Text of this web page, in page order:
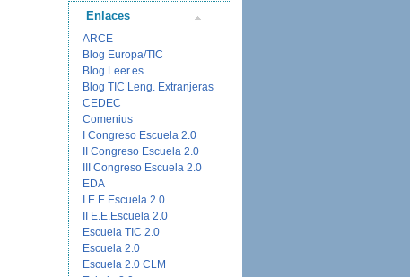
Enlaces
ARCE
Blog Europa/TIC
Blog Leer.es
Blog TIC Leng. Extranjeras
CEDEC
Comenius
I Congreso Escuela 2.0
II Congreso Escuela 2.0
III Congreso Escuela 2.0
EDA
I E.E.Escuela 2.0
II E.E.Escuela 2.0
Escuela TIC 2.0
Escuela 2.0
Escuela 2.0 CLM